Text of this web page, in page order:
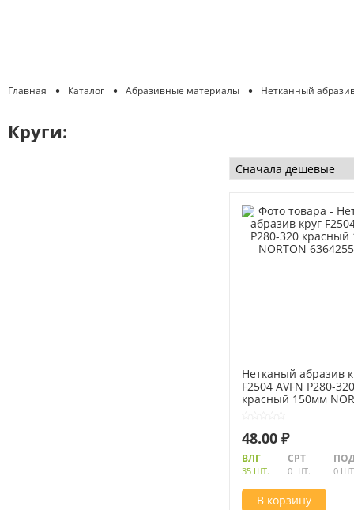
Главная Каталог Абразивные материалы Нетканный
Круги:
Нетканый абразив
F2504 AVFN P280-320
красный 150мм
48.00 ₽
ВЛГ
35 ШТ.
СРТ
0 ШТ. 0
В корзину